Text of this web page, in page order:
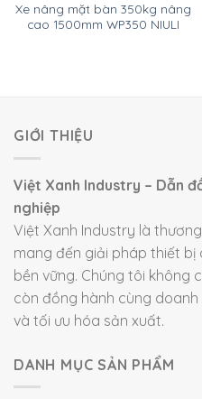
Xe nâng mặt bàn 350kg nâng
cao 1500mm WP350 NIULI
GIỚI THIỆU
Việt Xanh Industry – Dẫn
nghiệp
Việt Xanh Industry là
mang đến giải pháp thiết
bền vững. Chúng tôi không
còn đồng hành cùng
và tối ưu hóa sản xuất.
DANH MỤC SẢN PHẨM